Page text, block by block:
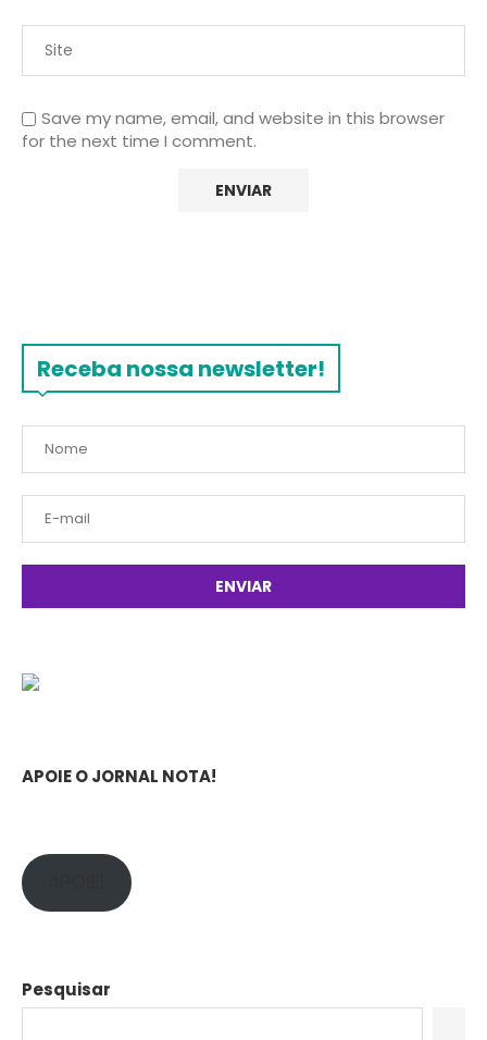
Save my name, email, and website in this browser
for the next time I comment.
Receba nossa newsletter!
APOIE O JORNAL NOTA!
Pesquisar